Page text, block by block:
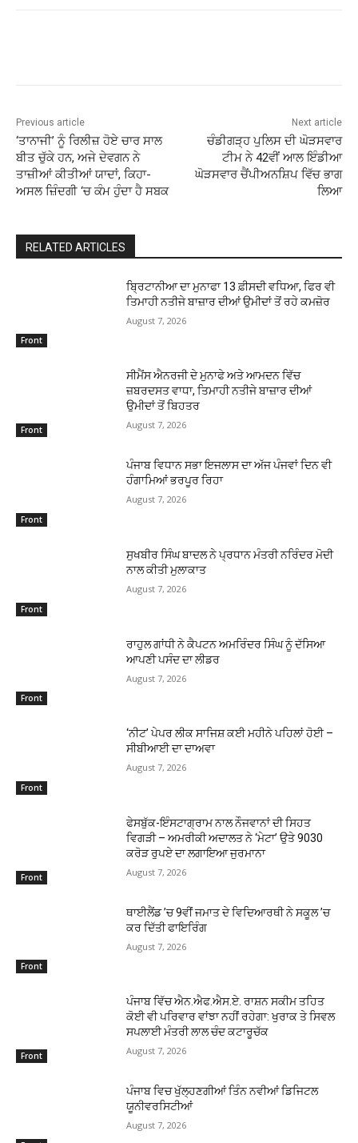
Previous article
‘ਤਾਨਾਜੀ’ ਨੂੰ ਰਿਲੀਜ਼ ਹੋਏ ਚਾਰ ਸਾਲ
ਬੀਤ ਚੁੱਕੇ ਹਨ, ਅਜੇ ਦੇਵਗਨ ਨੇ
ਤਾਜ਼ੀਆਂ ਕੀਤੀਆਂ ਯਾਦਾਂ, ਕਿਹਾ-
ਅਸਲ ਜ਼ਿੰਦਗੀ ‘ਚ ਕੰਮ ਹੁੰਦਾ ਹੈ ਸਬਕ
Next article
ਚੰਡੀਗੜ੍ਹ ਪੁਲਿਸ ਦੀ ਘੋੜਸਵਾਰ
ਟੀਮ ਨੇ 42ਵੀਂ ਆਲ ਇੰਡੀਆ
ਘੋੜਸਵਾਰ ਚੈਂਪੀਅਨਸ਼ਿਪ ਵਿੱਚ ਭਾਗ
ਲਿਆ
RELATED ARTICLES
Front
ਬ੍ਰਿਟਾਨੀਆ ਦਾ ਮੁਨਾਫਾ 13 ਫ਼ੀਸਦੀ ਵਧਿਆ, ਫਿਰ ਵੀ
ਤਿਮਾਹੀ ਨਤੀਜੇ ਬਾਜ਼ਾਰ ਦੀਆਂ ਉਮੀਦਾਂ ਤੋਂ ਰਹੇ ਕਮਜ਼ੋਰ
August 7, 2026
Front
ਸੀਮੈਂਸ ਐਨਰਜੀ ਦੇ ਮੁਨਾਫੇ ਅਤੇ ਆਮਦਨ ਵਿੱਚ
ਜ਼ਬਰਦਸਤ ਵਾਧਾ, ਤਿਮਾਹੀ ਨਤੀਜੇ ਬਾਜ਼ਾਰ ਦੀਆਂ
ਉਮੀਦਾਂ ਤੋਂ ਬਿਹਤਰ
August 7, 2026
Front
ਪੰਜਾਬ ਵਿਧਾਨ ਸਭਾ ਇਜਲਾਸ ਦਾ ਅੱਜ ਪੰਜਵਾਂ ਦਿਨ ਵੀ
ਹੰਗਾਮਿਆਂ ਭਰਪੂਰ ਰਿਹਾ
August 7, 2026
Front
ਸੁਖਬੀਰ ਸਿੰਘ ਬਾਦਲ ਨੇ ਪ੍ਰਧਾਨ ਮੰਤਰੀ ਨਰਿੰਦਰ ਮੋਦੀ
ਨਾਲ ਕੀਤੀ ਮੁਲਾਕਾਤ
August 7, 2026
Front
ਰਾਹੁਲ ਗਾਂਧੀ ਨੇ ਕੈਪਟਨ ਅਮਰਿੰਦਰ ਸਿੰਘ ਨੂੰ ਦੱਸਿਆ
ਆਪਣੀ ਪਸੰਦ ਦਾ ਲੀਡਰ
August 7, 2026
Front
‘ਨੀਟ’ ਪੇਪਰ ਲੀਕ ਸਾਜਿਸ਼ ਕਈ ਮਹੀਨੇ ਪਹਿਲਾਂ ਹੋਈ –
ਸੀਬੀਆਈ ਦਾ ਦਾਅਵਾ
August 7, 2026
Front
ਫੇਸਬੁੱਕ-ਇੰਸਟਾਗ੍ਰਾਮ ਨਾਲ ਨੌਜਵਾਨਾਂ ਦੀ ਸਿਹਤ
ਵਿਗੜੀ – ਅਮਰੀਕੀ ਅਦਾਲਤ ਨੇ ‘ਮੇਟਾ’ ਉਤੇ 9030
ਕਰੋੜ ਰੁਪਏ ਦਾ ਲਗਾਇਆ ਜੁਰਮਾਨਾ
August 7, 2026
Front
ਥਾਈਲੈਂਡ ’ਚ 9ਵੀਂ ਜਮਾਤ ਦੇ ਵਿਦਿਆਰਥੀ ਨੇ ਸਕੂਲ ’ਚ
ਕਰ ਦਿੱਤੀ ਫਾਇਰਿੰਗ
August 7, 2026
Front
ਪੰਜਾਬ ਵਿੱਚ ਐਨ.ਐਫ.ਐਸ.ਏ. ਰਾਸ਼ਨ ਸਕੀਮ ਤਹਿਤ
ਕੋਈ ਵੀ ਪਰਿਵਾਰ ਵਾਂਝਾ ਨਹੀਂ ਰਹੇਗਾ: ਖੁਰਾਕ ਤੇ ਸਿਵਲ
ਸਪਲਾਈ ਮੰਤਰੀ ਲਾਲ ਚੰਦ ਕਟਾਰੂਚੱਕ
August 7, 2026
ਪੰਜਾਬ ਵਿਚ ਖੁੱਲ੍ਹਣਗੀਆਂ ਤਿੰਨ ਨਵੀਆਂ ਡਿਜਿਟਲ
ਯੂਨੀਵਰਸਿਟੀਆਂ
August 7, 2026